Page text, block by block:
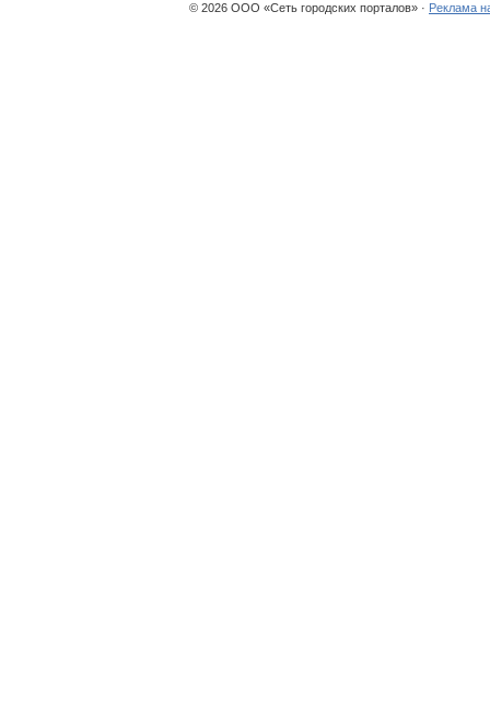
© 2026 ООО «Сеть городских порталов» · Реклама